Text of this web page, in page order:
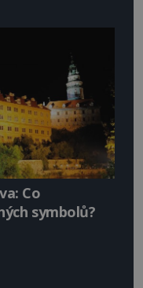
Co
symbolů?